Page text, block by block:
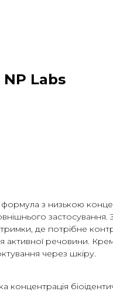
Labs
з низькою
застосування.
де потрібне
речовини.
через шкіру.
концентрація